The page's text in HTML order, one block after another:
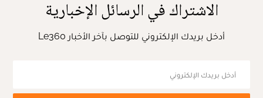
الاشتراك في الرسائل الإخبارية
أدخل بريدك الإلكتروني للتوصل بآخر الأخبار Le360